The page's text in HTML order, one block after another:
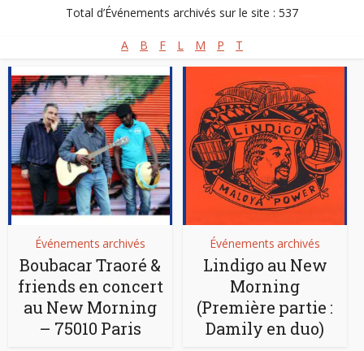
Total d’Événements archivés sur le site : 537
A B F L M P T
Événements archivés
Boubacar Traoré &
friends en concert
au New Morning
– 75010 Paris
Événements archivés
Lindigo au New
Morning
(Première partie :
Damily en duo)